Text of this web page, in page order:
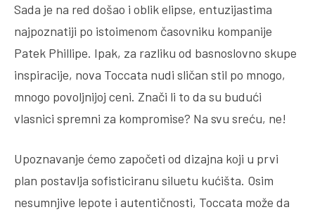
Sada je na red došao i oblik elipse, entuzijastima
najpoznatiji po istoimenom časovniku kompanije
Patek Phillipe. Ipak, za razliku od basnoslovno skupe
inspiracije, nova Toccata nudi sličan stil po mnogo,
mnogo povoljnijoj ceni. Znači li to da su budući
vlasnici spremni za kompromise? Na svu sreću, ne!
Upoznavanje ćemo započeti od dizajna koji u prvi
plan postavlja sofisticiranu siluetu kućišta. Osim
nesumnjive lepote i autentičnosti, Toccata može da